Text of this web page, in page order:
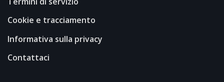
Cookie e tracciamento
Informativa sulla privacy
Contattaci